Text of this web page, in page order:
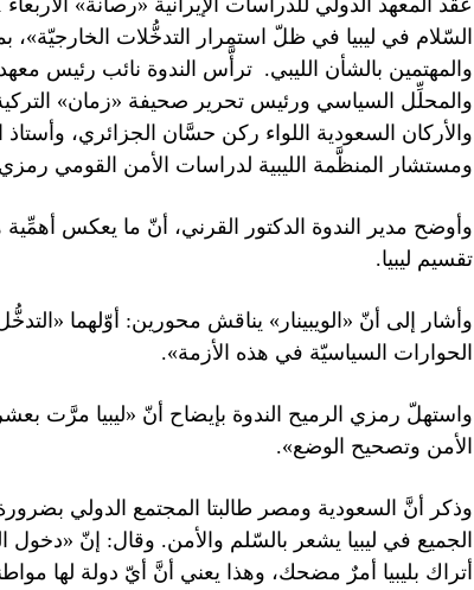
السّلام في ليبيا في ظلّ استمرار التدخُّلات الخارجيّة»،
والمهتمين بالشأن الليبي. ترأَّس الندوة نائب رئيس
والمحلِّل السياسي ورئيس تحرير صحيفة «زمان» التركية
والأركان السعودية اللواء ركن حسَّان الجزائري،
ومستشار المنظَّمة الليبية لدراسات الأمن القومي
وأوضح مدير الندوة الدكتور القرني، أنّ ما يعكس
تقسيم ليبيا.
وأشار إلى أنّ «الويبينار» يناقش محورين: أوّلهما
الحوارات السياسيّة في هذه الأزمة».
واستهلّ رمزي الرميح الندوة بإيضاح أنّ «ليبيا مرَّت
الأمن وتصحيح الوضع».
وذكر أنَّ السعودية ومصر طالبتا المجتمع الدولي
الجميع في ليبيا يشعر بالسّلم والأمن. وقال: إنّ
أتراك بليبيا أمرٌ مضحك، وهذا يعني أنَّ أيّ دولة لها